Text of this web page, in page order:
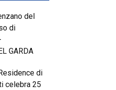
del
di
GARDA
di
celebra 25